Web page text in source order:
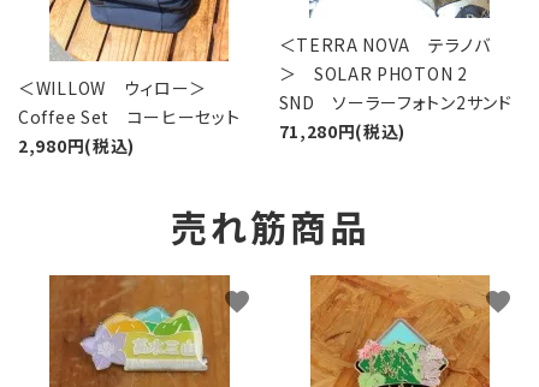
＜WILLOW ウィロー＞
Coffee Set コーヒーセット
2,980円(税込)
＜TERRA NOVA テラノバ
＞ SOLAR PHOTON 2
SND ソーラーフォトン2サンド
71,280円(税込)
売れ筋商品
favorite favorite